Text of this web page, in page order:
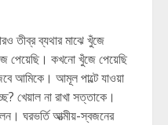
তীব্র ব্যথার মাঝে খুঁজে
পেয়েছি। কখনো খুঁজে পেয়েছি
আমিকে। আমূল পাল্টে যাওয়া
খেয়াল না রাখা সত্তাকে।
ঘরভর্তি আত্মীয়-স্বজনের